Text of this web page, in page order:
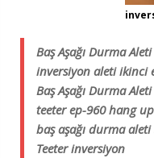
Baş Aşağı Durma
inversiyon aleti ikinci
Baş Aşağı Durma
teeter ep-960 hang
baş aşağı durma
Teeter inversiyon